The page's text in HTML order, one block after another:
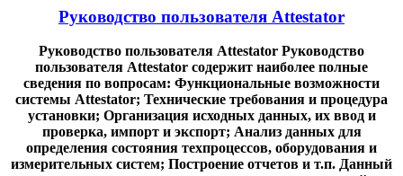
Руководство пользователя Attestator
Руководство пользователя Attestator Руководство
пользователя Attestator содержит наиболее полные
сведения по вопросам: Функциональные возможности
системы Attestator; Технические требования и процедура
установки; Организация исходных данных, их ввод и
проверка, импорт и экспорт; Анализ данных для
определения состояния техпроцессов, оборудования и
измерительных систем; Построение отчетов и т.п. Данный